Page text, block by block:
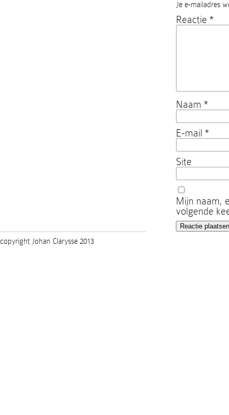
Je e-mailadres
Reactie *
Naam *
E-mail *
Site
Mijn naam,
volgende
copyright Johan Clarysse 2013